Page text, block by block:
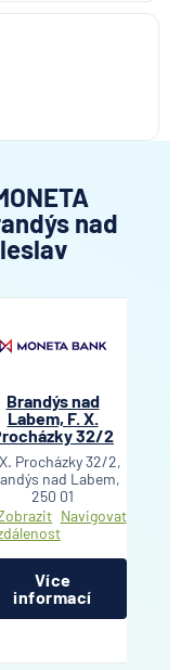
nad
Brandýs nad
Labem, F. X.
32/2
Procházky 32/2,
nad Labem,
250 01
Navigovat
Více
informací